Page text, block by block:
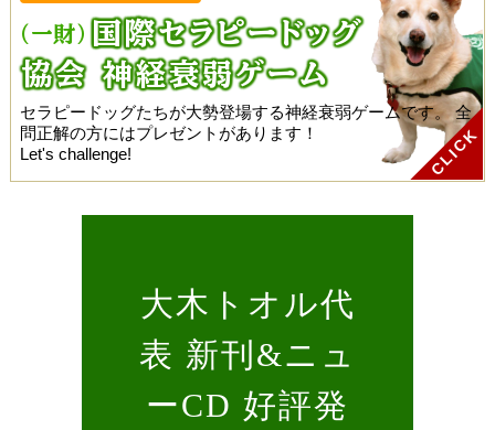
(一財) 国際セラピードッグ
協会 神経衰弱ゲーム
セラピードッグたちが大勢登場する神経衰弱ゲームです。 全
問正解の方にはプレゼントがあります！
Let's challenge!
大木トオル代
表 新刊&ニュ
ーCD 好評発